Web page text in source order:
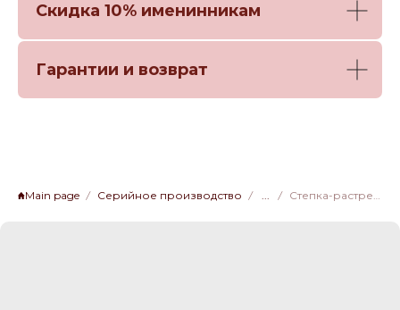
Скидка 10% именинникам
Гарантии и возврат
Main page Серийное производство ... Степка-растрепка